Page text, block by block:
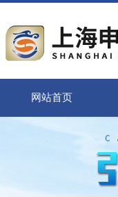
网站首页